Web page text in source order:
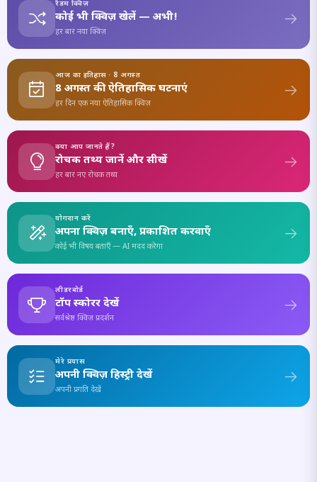
रैंडम क्विज़
कोई भी क्विज़ खेलें — अभी!
हर बार नया क्विज़
आज का इतिहास · 8 अगस्त
8 अगस्त की ऐतिहासिक घटनाएं
हर दिन एक नया ऐतिहासिक क्विज़
क्या आप जानते हैं?
रोचक तथ्य जानें और सीखें
हर बार नए रोचक तथ्य
योगदान करें
अपना क्विज़ बनाएँ, प्रकाशित करवाएँ
कोई भी विषय बताएँ — AI मदद करेगा
लीडरबोर्ड
टॉप स्कोरर देखें
सर्वश्रेष्ठ क्विज़ प्रदर्शन
मेरे प्रयास
अपनी क्विज़ हिस्ट्री देखें
अपनी प्रगति देखें